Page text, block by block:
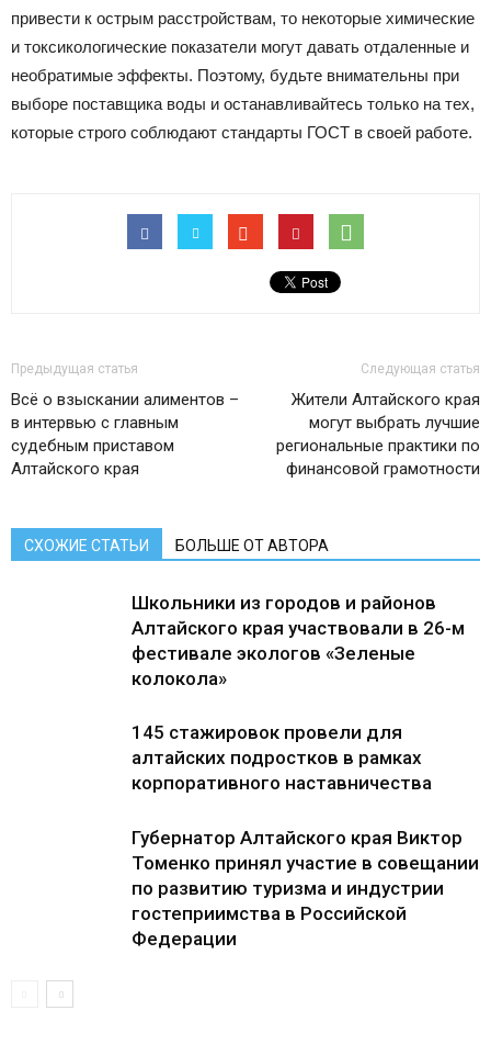
привести к острым расстройствам, то некоторые химические
и токсикологические показатели могут давать отдаленные и
необратимые эффекты. Поэтому, будьте внимательны при
выборе поставщика воды и останавливайтесь только на тех,
которые строго соблюдают стандарты ГОСТ в своей работе.
Предыдущая статья
Всё о взыскании алиментов –
в интервью с главным
судебным приставом
Алтайского края
Следующая статья
Жители Алтайского края
могут выбрать лучшие
региональные практики по
финансовой грамотности
СХОЖИЕ СТАТЬИ БОЛЬШЕ ОТ АВТОРА
Школьники из городов и районов
Алтайского края участвовали в 26-м
фестивале экологов «Зеленые
колокола»
145 стажировок провели для
алтайских подростков в рамках
корпоративного наставничества
Губернатор Алтайского края Виктор
Томенко принял участие в совещании
по развитию туризма и индустрии
гостеприимства в Российской
Федерации